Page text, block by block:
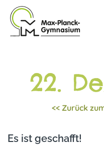
22.
<< Zurück
Es ist geschafft!